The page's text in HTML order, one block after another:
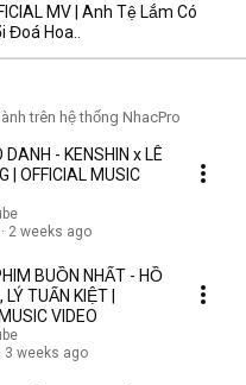
MV | Anh Tệ Lắm Có
Hoa..
trên hệ thống NhacPro
DANH - KENSHIN x LÊ
| OFFICIAL MUSIC
2 weeks ago
BUỒN NHẤT - HỒ
LÝ TUẤN KIỆT |
VIDEO
3 weeks ago